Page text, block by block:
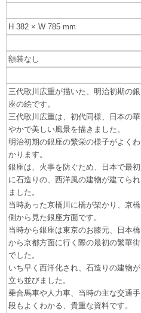
H 382 × W 785 mm
額装なし
三代歌川広重が描いた、明治初期の銀
座の絵です。
三代歌川広重は、初代同様、日本の華
やかで美しい風景を描きました。
明治初期の銀座の繁栄の様子がよくわ
かります。
銀座は、火事を防ぐため、日本で最初
に石造りの、西洋風の建物が建てられ
ました。
当時あった京橋川に橋が架かり、京橋
側から見た銀座方面です。
当時から銀座は東京のお膝元、日本橋
から京都方面に行く際の最初の繁華街
でした。
いち早く西洋化され、石造りの建物が
立ち並びました。
乗合馬車や人力車、当時の主な交通手
段もよくわかる、貴重な資料です。